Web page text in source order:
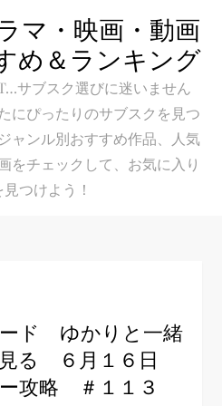
マ・映画・動画
め＆ランキング
サブスク選びに迷いません
にぴったりのサブスクを見つ
ャンル別おすすめ作品、人気
をチェックして、お気に入り
つけよう！
ド ゆかりと一緒
る ６月１６日
攻略 ＃１１３